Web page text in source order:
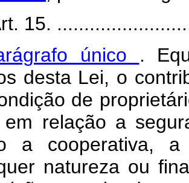
15.
único .
desta Lei, o
de
em relação a
a cooperativa,
natureza ou